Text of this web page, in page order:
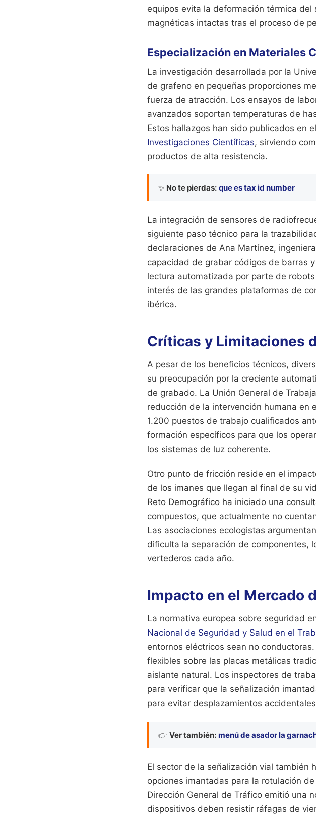
equipos evita la deformación térmica
magnéticas intactas tras el proceso de
Especialización en Materiales
La investigación desarrollada por la
de grafeno en pequeñas proporciones
fuerza de atracción. Los ensayos de
avanzados soportan temperaturas de
Estos hallazgos han sido publicados en
Investigaciones Científicas, sirviendo
productos de alta resistencia.
✨ No te pierdas: que es tax id number
La integración de sensores de
siguiente paso técnico para la
declaraciones de Ana Martínez,
capacidad de grabar códigos de barras
lectura automatizada por parte de
interés de las grandes plataformas de
ibérica.
Críticas y Limitaciones
A pesar de los beneficios técnicos,
su preocupación por la creciente
de grabado. La Unión General de
reducción de la intervención humana
1.200 puestos de trabajo cualificados
formación específicos para que los
los sistemas de luz coherente.
Otro punto de fricción reside en el
de los imanes que llegan al final de su
Reto Demográfico ha iniciado una
compuestos, que actualmente no
Las asociaciones ecologistas
dificulta la separación de componentes,
vertederos cada año.
Impacto en el Mercado
La normativa europea sobre seguridad
Nacional de Seguridad y Salud en el
entornos eléctricos sean no
flexibles sobre las placas metálicas
aislante natural. Los inspectores de
para verificar que la señalización
para evitar desplazamientos
👉 Ver también: menú de asador la
El sector de la señalización vial también
opciones imantadas para la rotulación
Dirección General de Tráfico emitió una
dispositivos deben resistir ráfagas de